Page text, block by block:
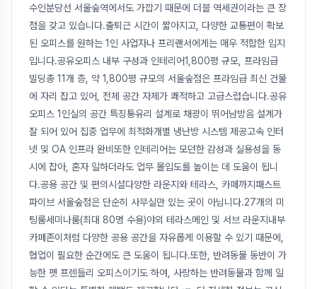
수인분당선 서울숲역에서도 가깝기 때문에 더블 역세권이라는 큰 장
점을 갖고 있습니다.출퇴근 시간이 짧아지고, 다양한 교통편이 확보
된 오피스를 원하는 1인 사업자나 프리랜서에게는 매우 적합한 입지
입니다.공유오피스 내부 구성과 인테리어1,800평 규모, 프라임급
빌딩총 11개 층, 약 1,800평 규모의 서울숲점은 프라임급 최신 건물
에 자리 잡고 있어, 전체 공간 자체가 쾌적하고 고급스럽습니다.공유
오피스 1인실의 공간 특징통유리 설계로 채광이 뛰어남방음 설계가
잘 되어 있어 집중 업무에 최적화개별 냉난방 시스템 제공고속 인터
넷 및 OA 인프라 완비또한 인테리어는 모던한 감성과 실용성을 동
시에 잡아, 혼자 일하더라도 업무 몰입도를 높이는 데 도움이 됩니
다.공용 공간 및 편의시설다양한 라운지와 테라스, 카페까지패스트
파이브 서울숲점은 단순히 사무실만 있는 곳이 아닙니다.27개의 미
팅룸세미나룸(최대 80명 수용)야외 테라스메인 및 서브 라운지내부
카페존이처럼 다양한 공용 공간을 자유롭게 이용할 수 있기 때문에,
협업이 필요한 순간에도 큰 도움이 됩니다.또한, 반려동물 동반이 가
능한 펫 프렌들리 오피스이기도 하여, 사랑하는 반려동물과 함께 일